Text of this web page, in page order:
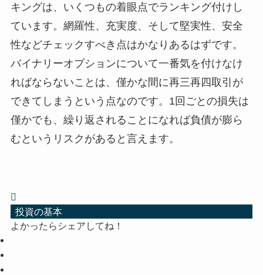
キングは、いくつもの着眼点でランキング付けし
ています。網羅性、充実度、そして堅実性、安全
性などチェックすべき点はかなりあるはずです。
バイナリーオプションについて一番気を付けなけ
ればならないことは、僅かな間に再三再四取引が
できてしまうという点なのです。1回ごとの損失は
僅かでも、繰り返されることになれば負債が膨ら
むというリスクがあると言えます。
投資の基本
よかったらシェアしてね！